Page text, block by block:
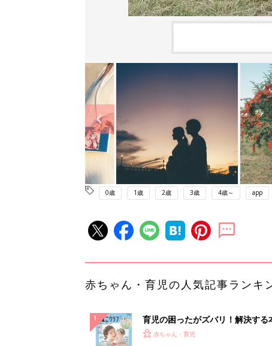
0歳 1歳 2歳 3歳 4歳～ app
赤ちゃん・育児の人気記事ランキ
育児の困ったがズバリ！解決する
『ひよこクラブ 夏号』 4カ月～2
赤ちゃん・育児